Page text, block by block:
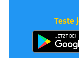
Teste